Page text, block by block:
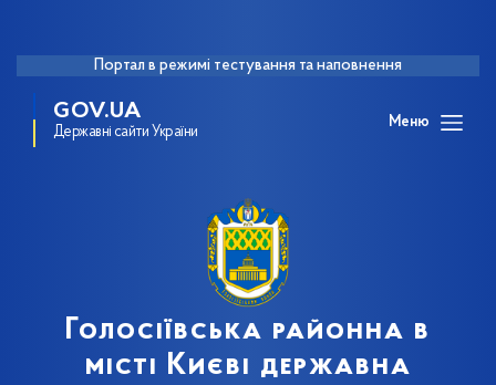
Портал в режимі тестування та наповнення
GOV.UA
Державні сайти України
Меню
Голосіївська районна в
місті Києві державна